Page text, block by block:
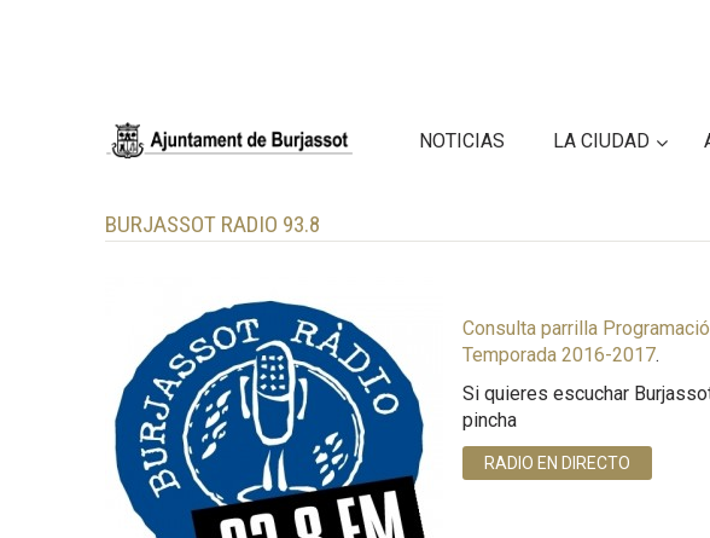
NOTICIAS LA CIUDAD
BURJASSOT RADIO 93.8
Consulta parrilla
Temporada 2016-2017.
Si quieres escuchar
pincha
RADIO EN DIRECTO